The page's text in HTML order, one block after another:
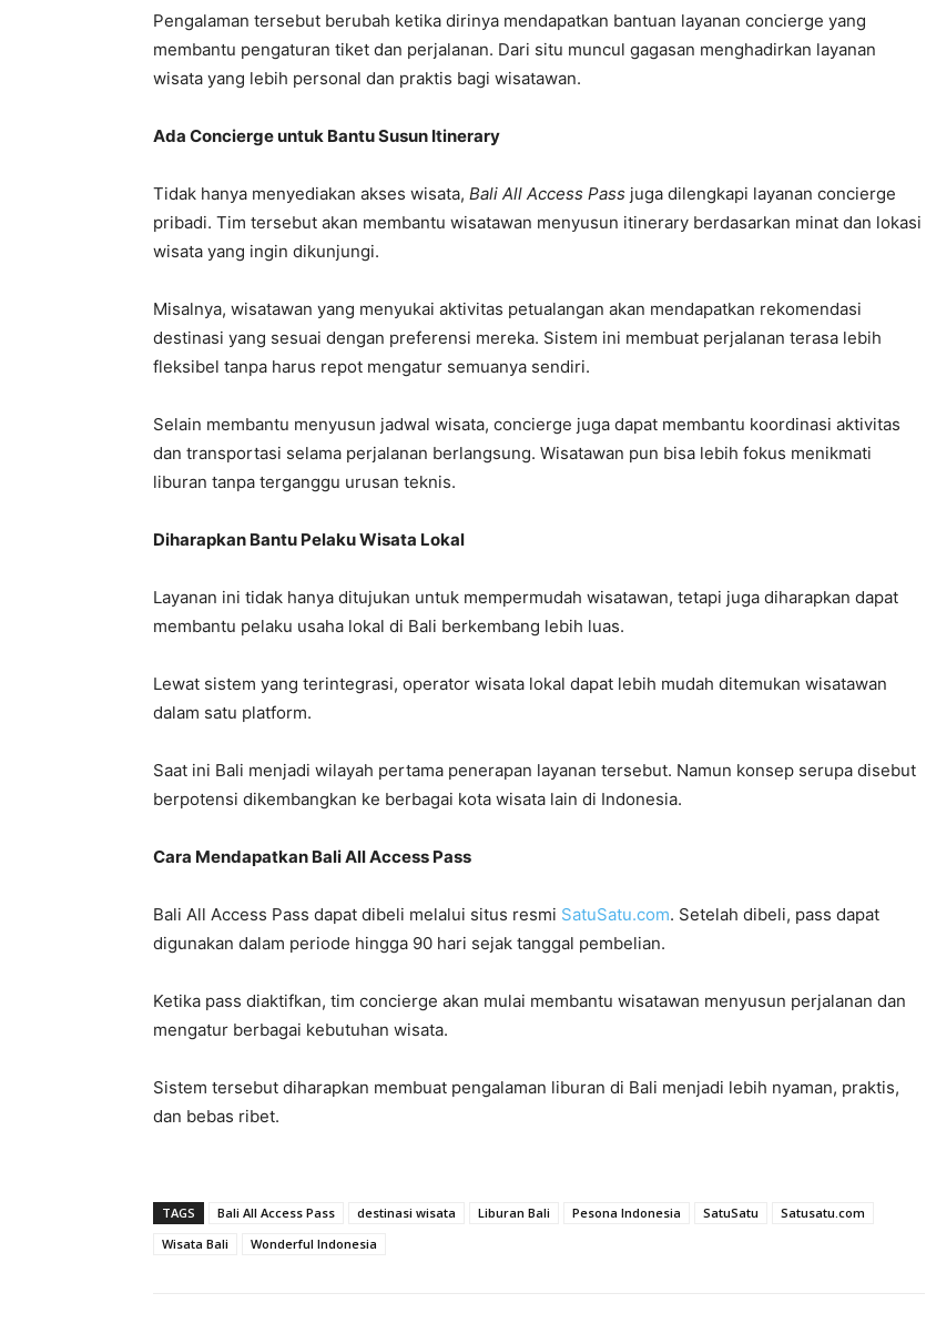
Pengalaman tersebut berubah ketika dirinya mendapatkan bantuan layanan concierge yang
membantu pengaturan tiket dan perjalanan. Dari situ muncul gagasan menghadirkan layanan
wisata yang lebih personal dan praktis bagi wisatawan.
Ada Concierge untuk Bantu Susun Itinerary
Tidak hanya menyediakan akses wisata, Bali All Access Pass juga dilengkapi layanan concierge
pribadi. Tim tersebut akan membantu wisatawan menyusun itinerary berdasarkan minat dan lokasi
wisata yang ingin dikunjungi.
Misalnya, wisatawan yang menyukai aktivitas petualangan akan mendapatkan rekomendasi
destinasi yang sesuai dengan preferensi mereka. Sistem ini membuat perjalanan terasa lebih
fleksibel tanpa harus repot mengatur semuanya sendiri.
Selain membantu menyusun jadwal wisata, concierge juga dapat membantu koordinasi aktivitas
dan transportasi selama perjalanan berlangsung. Wisatawan pun bisa lebih fokus menikmati
liburan tanpa terganggu urusan teknis.
Diharapkan Bantu Pelaku Wisata Lokal
Layanan ini tidak hanya ditujukan untuk mempermudah wisatawan, tetapi juga diharapkan dapat
membantu pelaku usaha lokal di Bali berkembang lebih luas.
Lewat sistem yang terintegrasi, operator wisata lokal dapat lebih mudah ditemukan wisatawan
dalam satu platform.
Saat ini Bali menjadi wilayah pertama penerapan layanan tersebut. Namun konsep serupa disebut
berpotensi dikembangkan ke berbagai kota wisata lain di Indonesia.
Cara Mendapatkan Bali All Access Pass
Bali All Access Pass dapat dibeli melalui situs resmi SatuSatu.com. Setelah dibeli, pass dapat
digunakan dalam periode hingga 90 hari sejak tanggal pembelian.
Ketika pass diaktifkan, tim concierge akan mulai membantu wisatawan menyusun perjalanan dan
mengatur berbagai kebutuhan wisata.
Sistem tersebut diharapkan membuat pengalaman liburan di Bali menjadi lebih nyaman, praktis,
dan bebas ribet.
TAGS Bali All Access Pass destinasi wisata Liburan Bali Pesona Indonesia SatuSatu
Satusatu.com
Wisata Bali
Wonderful Indonesia